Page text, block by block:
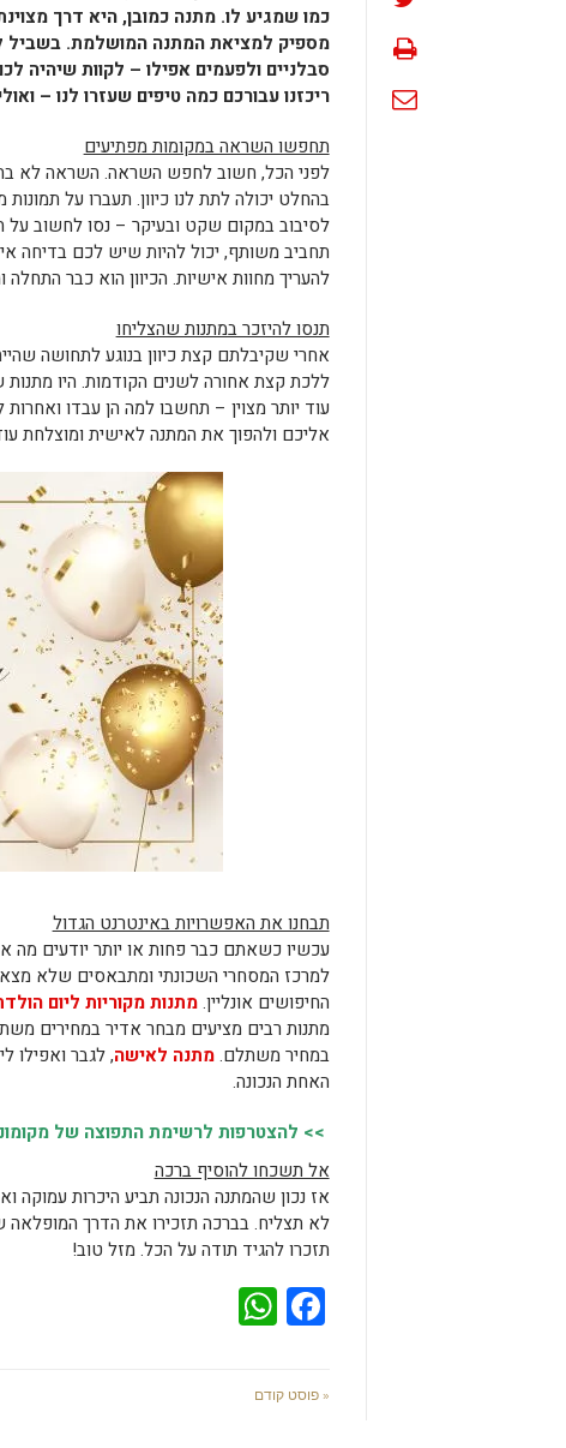
כמו שמגיע לו. מתנה כמובן, היא דרך
מספיק למציאת המתנה המושלמת. בשביל
סבלניים ולפעמים אפילו – לקוות
ריכזנו עבורכם כמה טיפים שעזרו לנו –
תחפשו השראה במקומות מפתיעים
לפני הכל, חשוב לחפש השראה. השראה לא
בהחלט יכולה לתת לנו כיוון. תעברו על
לסיבוב במקום שקט ובעיקר – נסו לחשוב על
תחביב משותף, יכול להיות שיש לכם בדיחה
להעריך מחוות אישיות. הכיוון הוא כבר
תנסו להיזכר במתנות שהצליחו
אחרי שקיבלתם קצת כיוון בנוגע לתחושה
ללכת קצת אחורה לשנים הקודמות. היו מתנות
עוד יותר מצוין – תחשבו למה הן עבדו
אליכם ולהפוך את המתנה לאישית ומוצלחת
תבחנו את האפשרויות באינטרנט הגדול
עכשיו כשאתם כבר פחות או יותר יודעים
למרכז המסחרי השכונתי ומתבאסים שלא
החיפושים אונליין.מתנות מקוריות ליום
מתנות רבים מציעים מבחר אדיר במחירים
במחיר משתלם.מתנה לאישה, לגבר ואפילו
האחת הנכונה.
>> להצטרפות לרשימת התפוצה של
אל תשכחו להוסיף ברכה
אז נכון שהמתנה הנכונה תביע היכרות
לא תצליח. בברכה תזכירו את הדרך המופלאה
תזכרו להגיד תודה על הכל. מזל טוב!
Facebook
« פוסט קודם